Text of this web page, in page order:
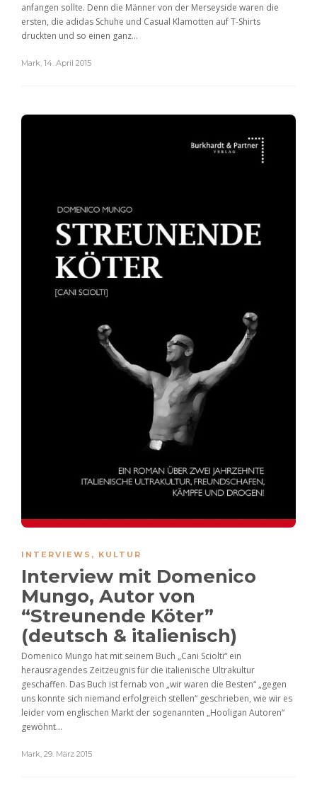
anfangen sollte. Denn die Männer von der Merseyside waren die
ersten, die adidas Schuhe und Casual Klamotten auf T-Shirts
druckten und so einen ganz...
Mark, 14. April 2015
INTERVIEWS , KULTUR
Interview mit Domenico
Mungo, Autor von
“Streunende Köter”
(deutsch & italienisch)
Domenico Mungo hat mit seinem Buch „Cani Sciolti“ ein
herausragendes Zeitzeugnis für die italienische Ultrakultur
geschaffen. Das Buch ist fernab von „wir waren die Besten“ „gegen
uns konnte sich niemand erfolgreich stellen“ geschrieben, wie wir es
leider vom englischen Markt der sogenannten „Hooligan Autoren“
gewöhnt...
Mark 29. März 2015